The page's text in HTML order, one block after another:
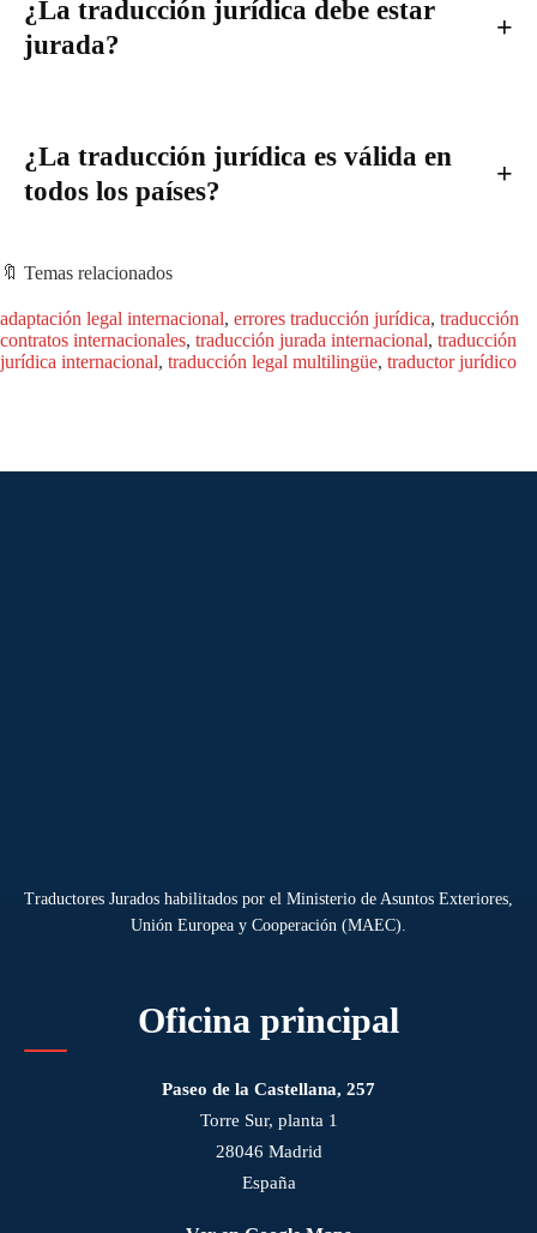
¿La traducción jurídica debe estar
jurada?
¿La traducción jurídica es válida en
todos los países?
🔖 Temas relacionados
adaptación legal internacional, errores traducción jurídica, traducción
contratos internacionales, traducción jurada internacional, traducción
jurídica internacional, traducción legal multilingüe, traductor jurídico
Traductores Jurados habilitados por el Ministerio de Asuntos Exteriores,
Unión Europea y Cooperación (MAEC).
Oficina principal
Paseo de la Castellana, 257
Torre Sur, planta 1
28046 Madrid
España